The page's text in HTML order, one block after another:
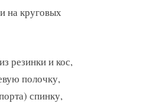
на круговых
резинки и кос,
полочку,
спинку,